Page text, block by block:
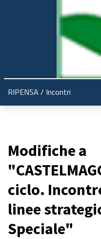
Regione Emilia-Romagna
RIPENSA / Incontri
Modifiche a
ciclo.
linee
Speciale"